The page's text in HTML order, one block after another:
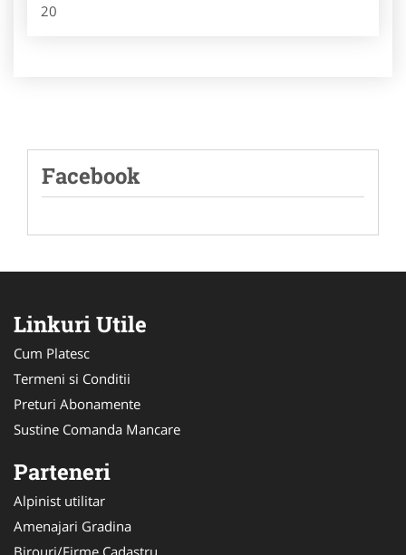
20
Facebook
Linkuri Utile
Cum Platesc
Termeni si Conditii
Preturi Abonamente
Sustine Comanda Mancare
Parteneri
Alpinist utilitar
Amenajari Gradina
Birouri/Firme Cadastru